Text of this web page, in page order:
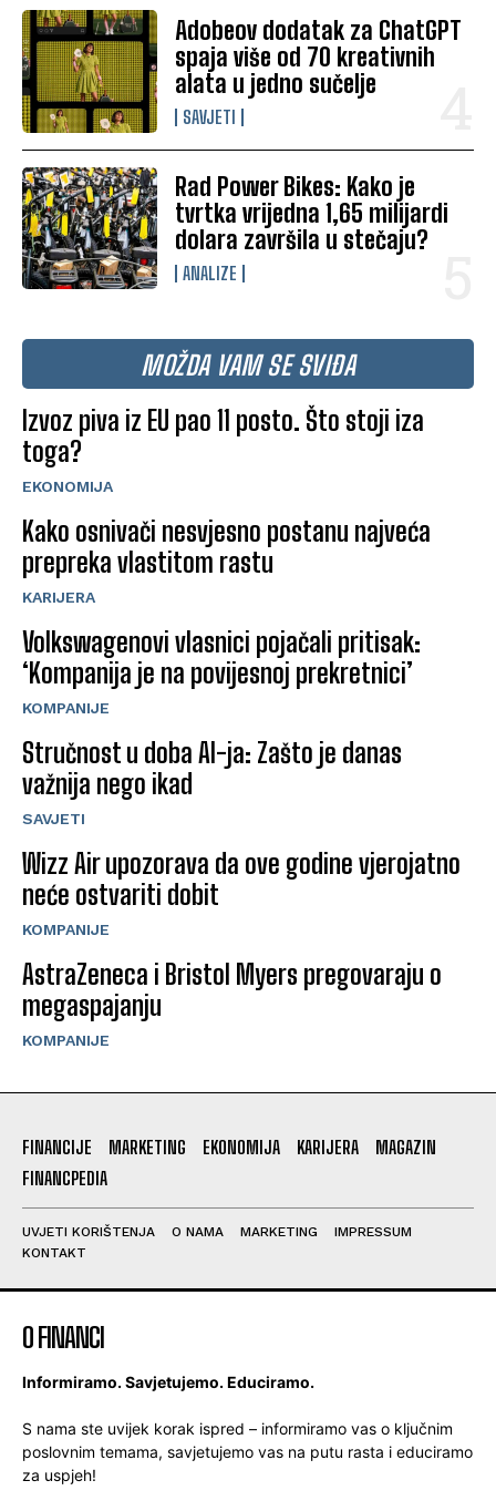
Adobeov dodatak za ChatGPT
spaja više od 70 kreativnih
alata u jedno sučelje
SAVJETI
Rad Power Bikes: Kako je
tvrtka vrijedna 1,65 milijardi
dolara završila u stečaju?
ANALIZE
MOŽDA VAM SE SVIĐA
Izvoz piva iz EU pao 11 posto. Što stoji iza
toga?
EKONOMIJA
Kako osnivači nesvjesno postanu najveća
prepreka vlastitom rastu
KARIJERA
Volkswagenovi vlasnici pojačali pritisak:
‘Kompanija je na povijesnoj prekretnici’
KOMPANIJE
Stručnost u doba AI-ja: Zašto je danas
važnija nego ikad
SAVJETI
Wizz Air upozorava da ove godine vjerojatno
neće ostvariti dobit
KOMPANIJE
AstraZeneca i Bristol Myers pregovaraju o
megaspajanju
KOMPANIJE
FINANCIJE MARKETING EKONOMIJA KARIJERA
MAGAZIN
FINANCPEDIA
UVJETI KORIŠTENJA O NAMA MARKETING
IMPRESSUM
KONTAKT
O FINANCI
Informiramo. Savjetujemo. Educiramo.
S nama ste uvijek korak ispred – informiramo vas o ključnim
poslovnim temama, savjetujemo vas na putu rasta i educiramo
za uspjeh!